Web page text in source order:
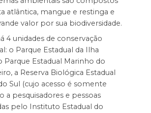
atlântica, mangue e restinga e
valor por sua biodiversidade.
4 unidades de conservação
o Parque Estadual da Ilha
Parque Estadual Marinho do
a Reserva Biológica Estadual
Sul (cujo acesso é somente
a pesquisadores e pessoas
pelo Instituto Estadual do